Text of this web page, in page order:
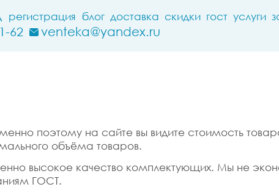
регистрация блог доставка скидки гост услуги
62 venteka@yandex.ru
поэтому на сайте вы видите стоимость
объёма товаров.
высокое качество комплектующих. Мы не
ГОСТ.